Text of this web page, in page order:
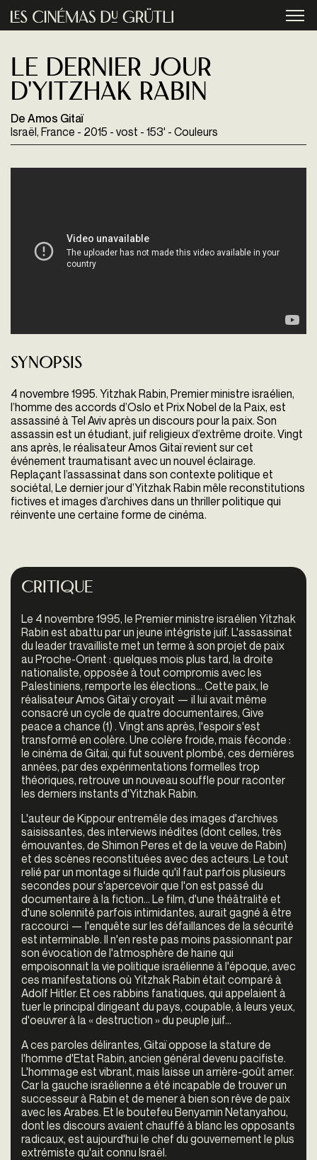
Aller au contenu principal
Le dernier jour
d'Yitzhak Rabin
De Amos Gitaï
Israël, France - 2015 - vost - 153' - Couleurs
Synopsis
4 novembre 1995. Yitzhak Rabin, Premier ministre israélien,
l’homme des accords d’Oslo et Prix Nobel de la Paix, est
assassiné à Tel Aviv après un discours pour la paix. Son
assassin est un étudiant, juif religieux d’extrême droite. Vingt
ans après, le réalisateur Amos Gitaï revient sur cet
événement traumatisant avec un nouvel éclairage.
Replaçant l’assassinat dans son contexte politique et
sociétal, Le dernier jour d’Yitzhak Rabin mêle reconstitutions
fictives et images d’archives dans un thriller politique qui
réinvente une certaine forme de cinéma.
Critique
Le 4 novembre 1995, le Premier ministre israélien Yitzhak
Rabin est abattu par un jeune intégriste juif. L'assassinat
du leader travailliste met un terme à son projet de paix
au Proche-Orient : quelques mois plus tard, la droite
nationaliste, opposée à tout compromis avec les
Palestiniens, remporte les élections... Cette paix, le
réalisateur Amos Gitaï y croyait — il lui avait même
consacré un cycle de quatre documentaires, Give
peace a chance (1) . Vingt ans après, l'espoir s'est
transformé en colère. Une colère froide, mais féconde :
le cinéma de Gitaï, qui fut souvent plombé, ces dernières
années, par des expérimentations formelles trop
théoriques, retrouve un nouveau souffle pour raconter
les derniers instants d'Yitzhak Rabin.
L'auteur de Kippourentremêle des images d'archives
saisissantes, des interviews inédites (dont celles, très
émouvantes, de Shimon Peres et de la veuve de Rabin)
et des scènes reconstituées avec des acteurs. Le tout
relié par un montage si fluide qu'il faut parfois plusieurs
secondes pour s'apercevoir que l'on est passé du
documentaire à la fiction... Le film, d'une théâtralité et
d'une solennité parfois intimidantes, aurait gagné à être
raccourci — l'enquête sur les défaillances de la sécurité
est interminable. Il n'en reste pas moins passionnant par
son évocation de l'atmosphère de haine qui
empoisonnait la vie politique israélienne à l'époque, avec
ces manifestations où Yitzhak Rabin était comparé à
Adolf Hitler. Et ces rabbins fanatiques, qui appelaient à
tuer le principal dirigeant du pays, coupable, à leurs yeux,
d'oeuvrer à la « destruction » du peuple juif...
A ces paroles délirantes, Gitaï oppose la stature de
l'homme d'Etat Rabin, ancien général devenu pacifiste.
L'hommage est vibrant, mais laisse un arrière-goût amer.
Car la gauche israélienne a été incapable de trouver un
successeur à Rabin et de mener à bien son rêve de paix
avec les Arabes. Et le boutefeu Benyamin Netanyahou,
dont les discours avaient chauffé à blanc les opposants
radicaux, est aujourd'hui le chef du gouvernement le plus
extrémiste qu'ait connu Israël.